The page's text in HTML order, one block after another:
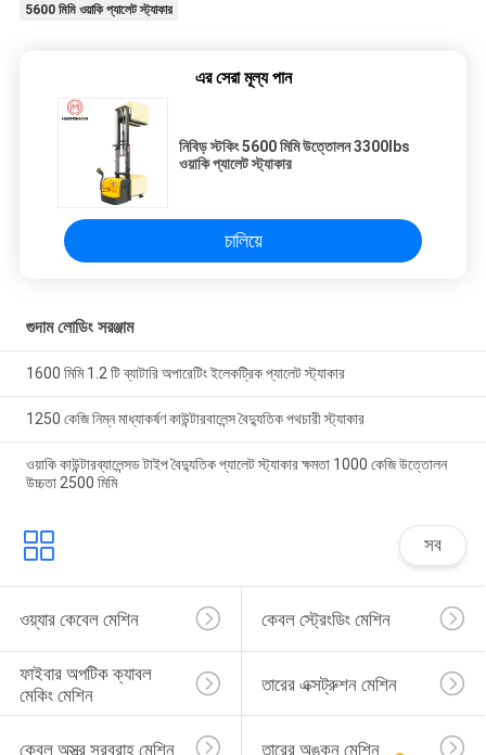
5600 মিমি ওয়াকি প্যালেট স্ট্যাকার
এর সেরা মূল্য পান
নিবিড় স্টকিং 5600 মিমি উত্তোলন 3300lbs
ওয়াকি প্যালেট স্ট্যাকার
চালিয়ে
গুদাম লোডিং সরঞ্জাম
1600 মিমি 1.2 টি ব্যাটারি অপারেটিং ইলেকট্রিক প্যালেট স্ট্যাকার
1250 কেজি নিম্ন মাধ্যাকর্ষণ কাউন্টারবালেন্স বৈদ্যুতিক পথচারী স্ট্যাকার
ওয়াকি কাউন্টারব্যালেন্সড টাইপ বৈদ্যুতিক প্যালেট স্ট্যাকার ক্ষমতা 1000 কেজি উত্তোলন
উচ্চতা 2500 মিমি
সব
ওয়্যার কেবেল মেশিন কেবল স্ট্রেংডিং মেশিন
ফাইবার অপটিক ক্যাবল
মেকিং মেশিন
তারের এক্সট্রুশন মেশিন
কেবল অস্ত্র সরবরাহ মেশিন তারের অঙ্কন মেশিন